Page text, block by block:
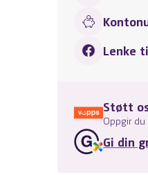
Lenke
Støtt
Oppgir du
Gi din